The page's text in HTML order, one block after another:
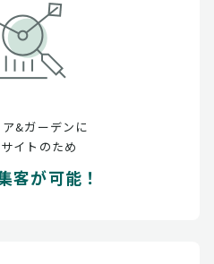
&ガーデンに
イトのため
客が可能！